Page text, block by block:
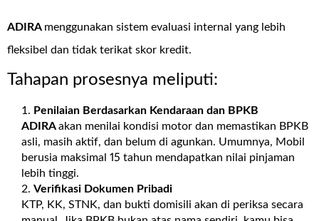
ADIRA menggunakan sistem evaluasi internal yang lebih
fleksibel dan tidak terikat skor kredit.
Tahapan prosesnya meliputi:
Penilaian Berdasarkan Kendaraan dan BPKB
ADIRAakan menilai kondisi motor dan memastikan BPKB
asli, masih aktif, dan belum di agunkan. Umumnya, Mobil
berusia maksimal 15 tahun mendapatkan nilai pinjaman
lebih tinggi.
Verifikasi Dokumen Pribadi
KTP, KK, STNK, dan bukti domisili akan di periksa secara